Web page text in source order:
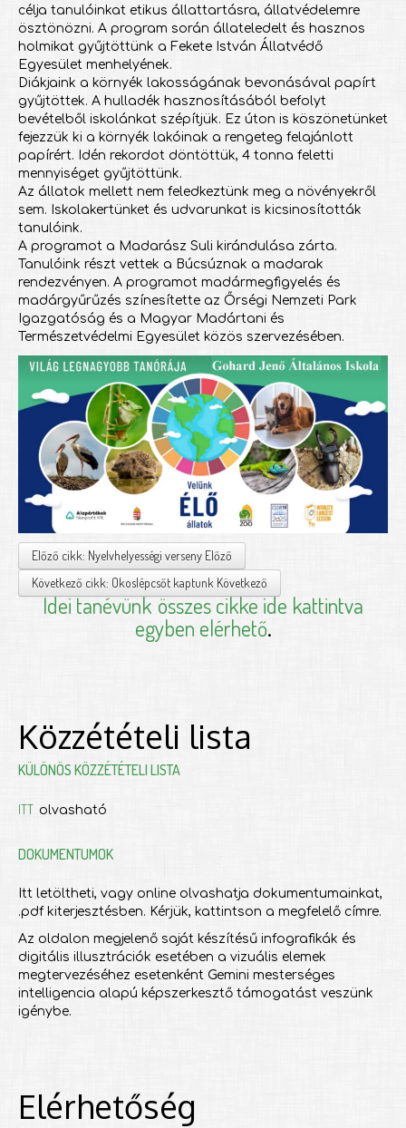
célja tanulóinkat etikus állattartásra, állatvédelemre
ösztönözni. A program során állateledelt és hasznos
holmikat gyűjtöttünk a Fekete István Állatvédő
Egyesület menhelyének.
Diákjaink a környék lakosságának bevonásával papírt
gyűjtöttek. A hulladék hasznosításából befolyt
bevételből iskolánkat szépítjük. Ez úton is köszönetünket
fejezzük ki a környék lakóinak a rengeteg felajánlott
papírért. Idén rekordot döntöttük, 4 tonna feletti
mennyiséget gyűjtöttünk.
Az állatok mellett nem feledkeztünk meg a növényekről
sem. Iskolakertünket és udvarunkat is kicsinosították
tanulóink.
A programot a Madarász Suli kirándulása zárta.
Tanulóink részt vettek a Búcsúznak a madarak
rendezvényen. A programot madármegfigyelés és
madárgyűrűzés színesítette az Őrségi Nemzeti Park
Igazgatóság és a Magyar Madártani és
Természetvédelmi Egyesület közös szervezésében.
Előző cikk: Nyelvhelyességi verseny Előző
Következő cikk: Okoslépcsőt kaptunk Következő
Idei tanévünk összes cikke ide kattintva
egyben elérhető.
Közzétételi lista
KÜLÖNÖS KÖZZÉTÉTELI LISTA
ITT olvasható
DOKUMENTUMOK
Itt letöltheti, vagy online olvashatja dokumentumainkat,
.pdf kiterjesztésben. Kérjük, kattintson a megfelelő címre.
Az oldalon megjelenő saját készítésű infografikák és
digitális illusztrációk esetében a vizuális elemek
megtervezéséhez esetenként Gemini mesterséges
intelligencia alapú képszerkesztő támogatást veszünk
igénybe.
Elérhetőség